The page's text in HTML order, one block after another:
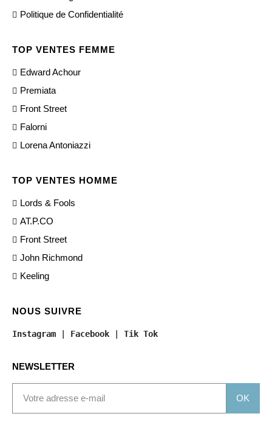
Politique de Confidentialité
TOP VENTES FEMME
Edward Achour
Premiata
Front Street
Falorni
Lorena Antoniazzi
TOP VENTES HOMME
Lords & Fools
AT.P.CO
Front Street
John Richmond
Keeling
NOUS SUIVRE
Instagram | Facebook | Tik Tok
NEWSLETTER
OK